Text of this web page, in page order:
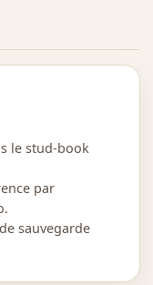
le stud-book
par
sauvegarde